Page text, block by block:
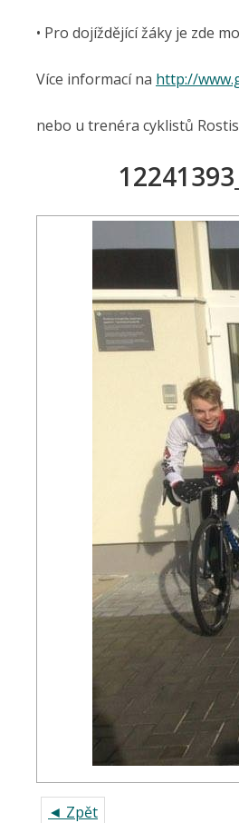
• Pro dojíždějící žáky je zde
Více informací na http://
nebo u trenéra cyklistů
◄ Zpět